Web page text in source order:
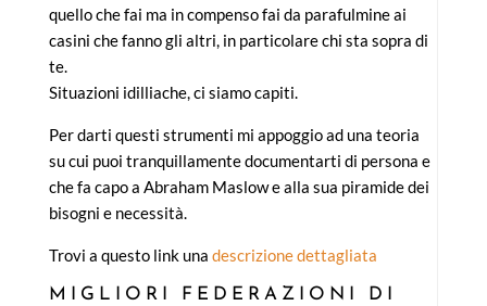
quello che fai ma in compenso fai da parafulmine ai
casini che fanno gli altri, in particolare chi sta sopra di
te.
Situazioni idilliache, ci siamo capiti.
Per darti questi strumenti mi appoggio ad una teoria
su cui puoi tranquillamente documentarti di persona e
che fa capo a Abraham Maslow e alla sua piramide dei
bisogni e necessità.
Trovi a questo link una descrizione dettagliata
MIGLIORI FEDERAZIONI DI